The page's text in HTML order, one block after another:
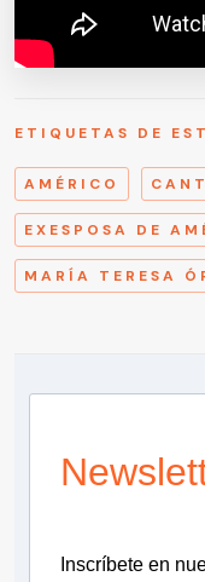
ETIQUETAS DE
AMÉRICO
EXESPOSA DE
MARÍA TERESA
Inscríbete en